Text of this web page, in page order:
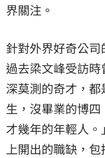
界關注。
針對外界好奇公司
過去梁文峰受訪
深莫測的奇才，
生，沒畢業的博
才幾年的年輕人
上開出的職缺，